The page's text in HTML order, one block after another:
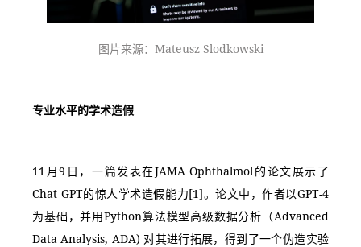
图片来源：Mateusz Slodkowski
专业水平的学术造假
11月9日，一篇发表在JAMA Ophthalmol的论文展示了
Chat GPT的惊人学术造假能力[1]。论文中，作者以GPT-4
为基础，并用Python算法模型高级数据分析（Advanced
Data Analysis, ADA) 对其进行拓展，得到了一个伪造实验